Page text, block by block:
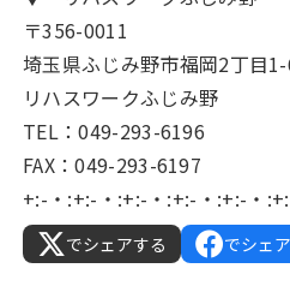
〒356-0011
埼玉県ふじみ野市福岡2丁目
リハスワークふじみ野
TEL：049-293-6196
FAX：049-293-6197
+:-・:+:-・:+:-・:+:-・:+:-・
でシェアする でシェ